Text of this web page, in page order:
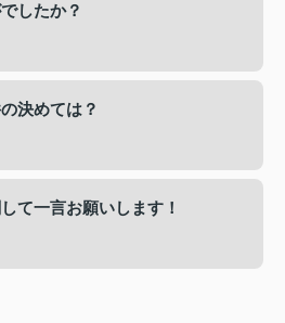
したか？
決めては？
て一言お願いします！